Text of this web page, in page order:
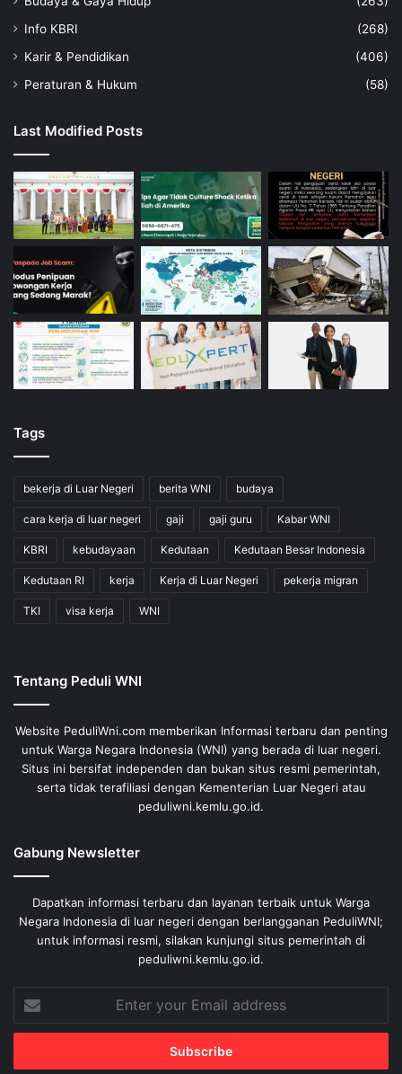
Info KBRI
(268)
Karir & Pendidikan
(406)
Peraturan & Hukum
(58)
Last Modified Posts
Tags
bekerja di Luar Negeri berita WNI budaya
cara kerja di luar negeri gaji gaji guru Kabar WNI
KBRI kebudayaan Kedutaan Kedutaan Besar Indonesia
Kedutaan RI kerja Kerja di Luar Negeri pekerja migran
TKI visa kerja WNI
Tentang Peduli WNI
Website PeduliWni.com memberikan Informasi terbaru dan penting
untuk Warga Negara Indonesia (WNI) yang berada di luar negeri.
Situs ini bersifat independen dan bukan situs resmi pemerintah,
serta tidak terafiliasi dengan Kementerian Luar Negeri atau
peduliwni.kemlu.go.id.
Gabung Newsletter
Dapatkan informasi terbaru dan layanan terbaik untuk Warga
Negara Indonesia di luar negeri dengan berlangganan PeduliWNI;
untuk informasi resmi, silakan kunjungi situs pemerintah di
peduliwni.kemlu.go.id.
Enter
your
Email